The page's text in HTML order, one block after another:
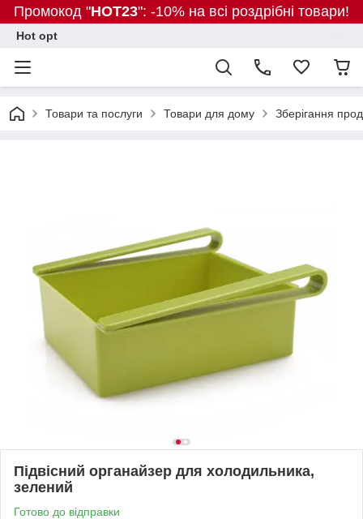
Промокод "HOT23": -10% на всі роздрібні товари!
Hot opt
Товари та послуги Товари для дому Зберігання
Підвісний органайзер для холодильника,
зелений
Готово до відправки